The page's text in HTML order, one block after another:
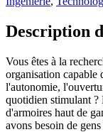
Description
Vous êtes à la
organisation capable
l'autonomie,
quotidien stimulant ?
d'armoires haut de
avons besoin de